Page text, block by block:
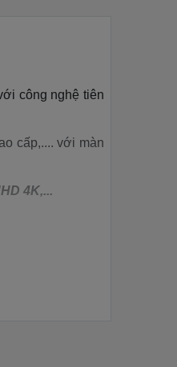
công nghệ tiên
cấp,.... với màn
4K,...